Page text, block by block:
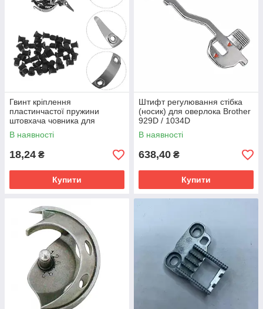
Гвинт кріплення
пластинчастої пружини
штовхача човника для
швейних машин Подольськ,
Singer — купити в Миколаєві
В наявності
18,24 ₴
Купити
Штифт регулювання стібка
(носик) для оверлока Brother
929D / 1034D
В наявності
638,40 ₴
Купити